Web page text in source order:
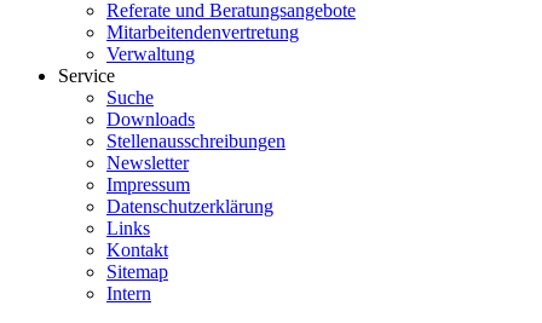
Referate und Beratungsangebote
Mitarbeitendenvertretung
Verwaltung
Service
Suche
Downloads
Stellenausschreibungen
Newsletter
Impressum
Datenschutzerklärung
Links
Kontakt
Sitemap
Intern